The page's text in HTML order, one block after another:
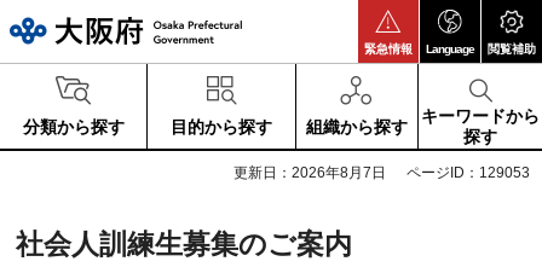
緊急情報 Language 閲覧補助
分類から探す 目的から探す 組織から探す
キーワードから
探す
更新日：2026年8月7日 ページID：129053
社会人訓練生募集のご案内